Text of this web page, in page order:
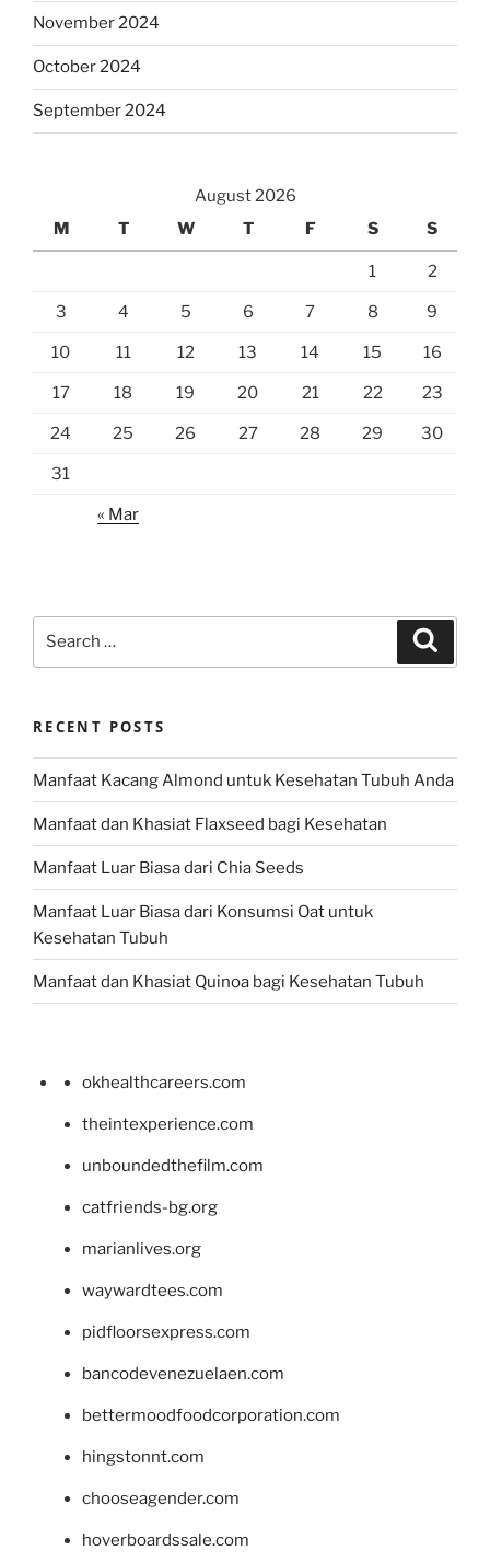
November 2024
October 2024
September 2024
August 2026
M
T W T F S S
1 2
3 4 5 6 7 8 9
10 11 12 13 14 15 16
17 18 19 20 21 22 23
24 25 26 27 28 29 30
31
« Mar
RECENT POSTS
Manfaat Kacang Almond untuk Kesehatan Tubuh Anda
Manfaat dan Khasiat Flaxseed bagi Kesehatan
Manfaat Luar Biasa dari Chia Seeds
Manfaat Luar Biasa dari Konsumsi Oat untuk
Kesehatan Tubuh
Manfaat dan Khasiat Quinoa bagi Kesehatan Tubuh
okhealthcareers.com
theintexperience.com
unboundedthefilm.com
catfriends-bg.org
marianlives.org
waywardtees.com
pidfloorsexpress.com
bancodevenezuelaen.com
bettermoodfoodcorporation.com
hingstonnt.com
chooseagender.com
hoverboardssale.com